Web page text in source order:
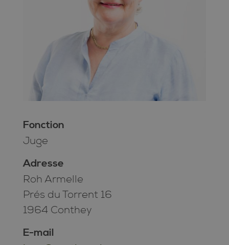
Fonction
Juge
Adresse
Roh Armelle
Prés du Torrent 16
1964 Conthey
E-mail